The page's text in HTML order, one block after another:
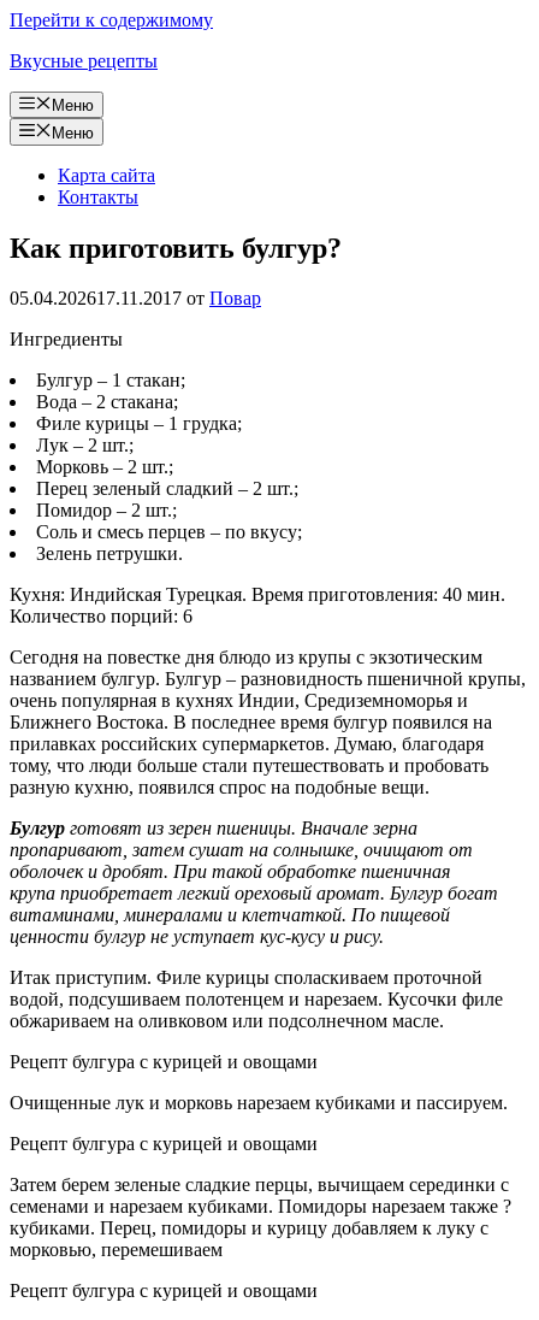
Перейти к содержимому
Вкусные рецепты
Меню
Меню
Карта сайта
Контакты
Как приготовить булгур?
05.04.202617.11.2017 от Повар
Ингредиенты
Булгур – 1 стакан;
Вода – 2 стакана;
Филе курицы – 1 грудка;
Лук – 2 шт.;
Морковь – 2 шт.;
Перец зеленый сладкий – 2 шт.;
Помидор – 2 шт.;
Соль и смесь перцев – по вкусу;
Зелень петрушки.
Кухня: Индийская Турецкая. Время приготовления: 40 мин.
Количество порций: 6
Сегодня на повестке дня блюдо из крупы с экзотическим
названием булгур. Булгур – разновидность пшеничной крупы,
очень популярная в кухнях Индии, Средиземноморья и
Ближнего Востока. В последнее время булгур появился на
прилавках российских супермаркетов. Думаю, благодаря
тому, что люди больше стали путешествовать и пробовать
разную кухню, появился спрос на подобные вещи.
Булгур готовят из зерен пшеницы. Вначале зерна
пропаривают, затем сушат на солнышке, очищают от
оболочек и дробят. При такой обработке пшеничная
крупа приобретает легкий ореховый аромат. Булгур богат
витаминами, минералами и клетчаткой. По пищевой
ценности булгур не уступает кус-кусу и рису.
Итак приступим. Филе курицы споласкиваем проточной
водой, подсушиваем полотенцем и нарезаем. Кусочки филе
обжариваем на оливковом или подсолнечном масле.
Рецепт булгура с курицей и овощами
Очищенные лук и морковь нарезаем кубиками и пассируем.
Рецепт булгура с курицей и овощами
Затем берем зеленые сладкие перцы, вычищаем серединки с
семенами и нарезаем кубиками. Помидоры нарезаем также ?
кубиками. Перец, помидоры и курицу добавляем к луку с
морковью, перемешиваем
Рецепт булгура с курицей и овощами